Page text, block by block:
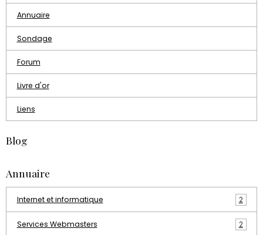
Annuaire
Sondage
Forum
Livre d'or
Liens
Blog
Annuaire
Internet et informatique 2
Services Webmasters 2